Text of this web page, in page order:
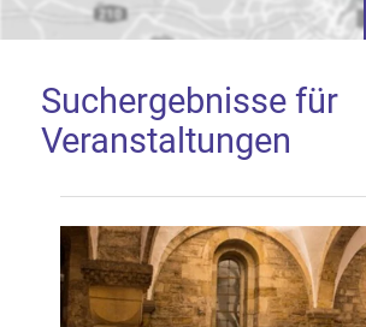
Google Map laden
Mit dem Laden der Karte akzeptieren
Anwendung Google Maps beim
Suchergebnisse für
Veranstaltungen